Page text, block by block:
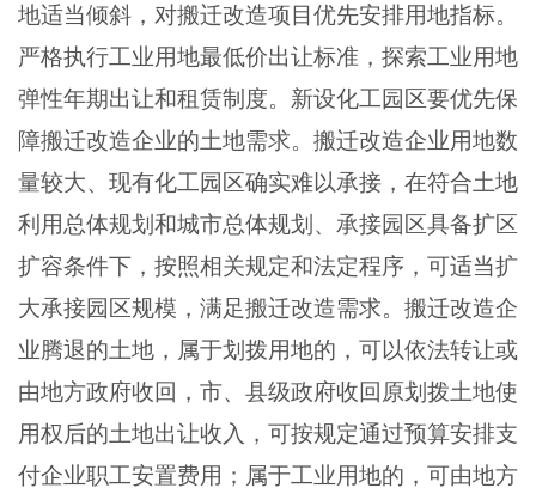
地适当倾斜，对搬迁改造项目优先安排用地指标。
严格执行工业用地最低价出让标准，探索工业用地
弹性年期出让和租赁制度。新设化工园区要优先保
障搬迁改造企业的土地需求。搬迁改造企业用地数
量较大、现有化工园区确实难以承接，在符合土地
利用总体规划和城市总体规划、承接园区具备扩区
扩容条件下，按照相关规定和法定程序，可适当扩
大承接园区规模，满足搬迁改造需求。搬迁改造企
业腾退的土地，属于划拨用地的，可以依法转让或
由地方政府收回，市、县级政府收回原划拨土地使
用权后的土地出让收入，可按规定通过预算安排支
付企业职工安置费用；属于工业用地的，可由地方